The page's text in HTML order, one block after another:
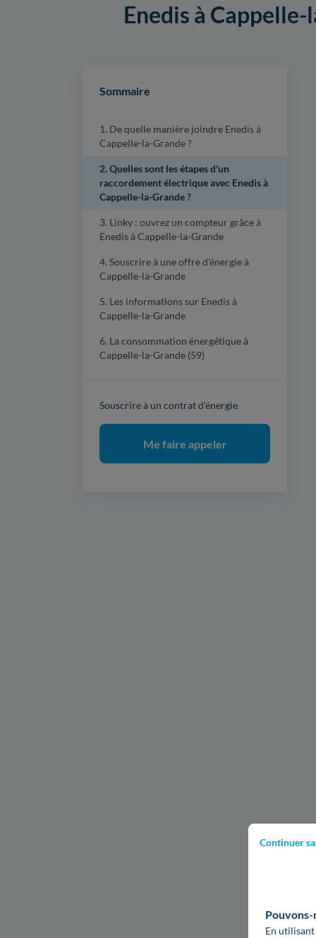
Continuer
Pouvons-
En
Enedis à
Sommaire
1. De quelle manière joindre Enedis à
Cappelle-la-Grande ?
2. Quelles sont les étapes d'un
raccordement électrique avec Enedis à
Cappelle-la-Grande ?
3. Linky : ouvrez un compteur grâce à
Enedis à Cappelle-la-Grande
4. Souscrire à une offre d'énergie à
Cappelle-la-Grande
5. Les informations sur Enedis à
Cappelle-la-Grande
6. La consommation énergétique à
Cappelle-la-Grande (59)
Souscrire à un contrat d'énergie
Me faire appeler